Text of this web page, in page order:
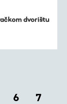
dvorištu
6 7